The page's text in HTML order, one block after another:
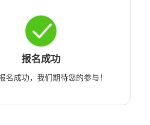
报名成功
名成功，我们期待您的参与！